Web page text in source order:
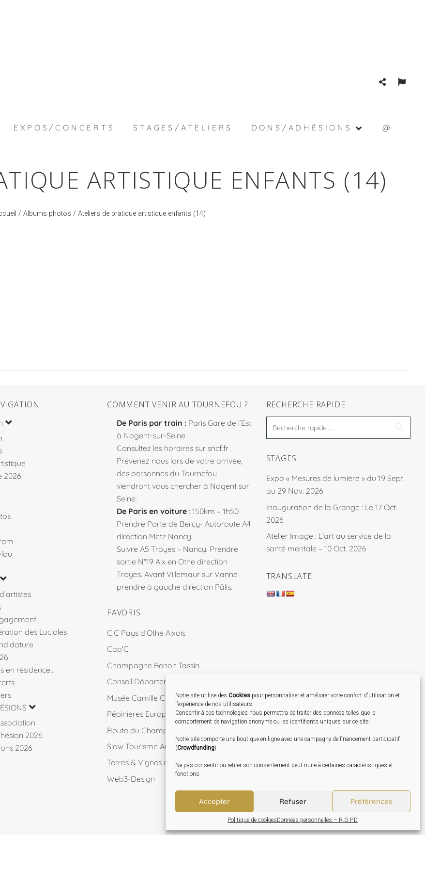
Notre site utilise des Cookies pour personnaliser et améliorer votre confort d'utilisation et
l’expérience de nos utilisateurs.
Consentir à ces technologies nous permettra de traiter des données telles que le
comportement de navigation anonyme ou les identifiants uniques sur ce site.
Notre site comporte une boutique en ligne avec une campagne de financement participatif
(Crowdfunding).
Ne pas consentir ou retirer son consentement peut nuire à certaines caractéristiques et
fonctions.
Accepter Refuser Préférences
Politique de cookiesDonnées personnelles – R.G.P.D
EXPOS/CONCERTS STAGES/ATELIERS DONS/ADHÉSIONS @
ARTISTIQUE ENFANTS (14)
/ Albums photos / Ateliers de pratique artistique enfants (14)
2026
des Lucioles
en résidence…
2026
2026
COMMENT VENIR AU TOURNEFOU ?
De Paris par train : Paris Gare de l’Est
à Nogent-sur-Seine
Consultez les horaires sur sncf.fr .
Prévenez nous lors de votre arrivée,
des personnes du Tournefou
viendront vous chercher à Nogent sur
Seine.
De Paris en voiture : 150km – 1h50
Prendre Porte de Bercy- Autoroute A4
direction Metz Nancy.
Suivre A5 Troyes – Nancy. Prendre
sortie N°19 Aix en Othe direction
Troyes. Avant Villemaur sur Vanne
prendre à gauche direction Pâlis.
FAVORIS
C.C Pays d'Othe Aixois
Cap'C
Champagne Benoit Tassin
Conseil Départemental 10
Musée Camille Claudel
Pépinières Européennes de Création
Route du Champagne
Slow Tourisme Aube
Terres & Vignes de l'Aube
Web3-Design
RECHERCHE RAPIDE …
STAGES …
Expo « Mesures de lumière » du 19 Sept
au 29 Nov. 2026
Inauguration de la Grange : Le 17 Oct.
2026
Atelier Image : L’art au service de la
santé mentale – 10 Oct. 2026
TRANSLATE: